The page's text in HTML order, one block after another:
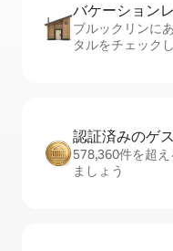
バケーション
ブルックリンに
タルをチェック
認証済みのゲ⁠
578,360件を超
ましょう